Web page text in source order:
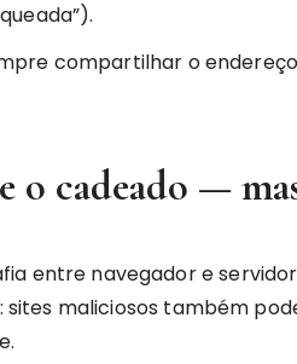
compartilhar o
o cadeado —
entre navegador e
: sites maliciosos também